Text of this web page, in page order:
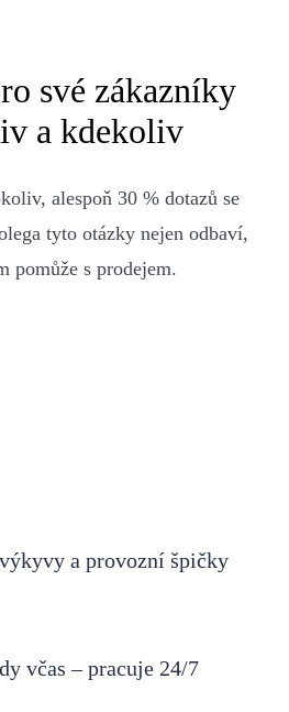
své zákazníky
a kdekoliv
alespoň 30 % dotazů se
tyto otázky nejen odbaví,
pomůže s prodejem.
a provozní špičky
včas – pracuje 24/7